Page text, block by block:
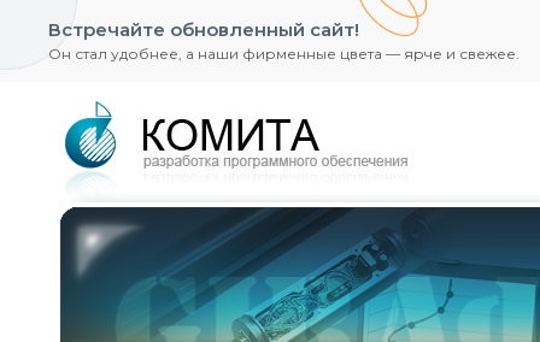
Встречайте обновленный сайт!
Он стал удобнее, а наши фирменные цвета — ярче и свежее.